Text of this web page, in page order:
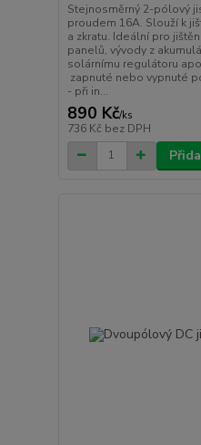
Stejnosměrný 2-pólový
proudem 16A. Slouží k
a zkratu. Ideální pro
panelů, vývody z
solárnímu regulátoru
zapnuté nebo vypnuté
- při in...
890 Kč/ks
736 Kč bez DPH